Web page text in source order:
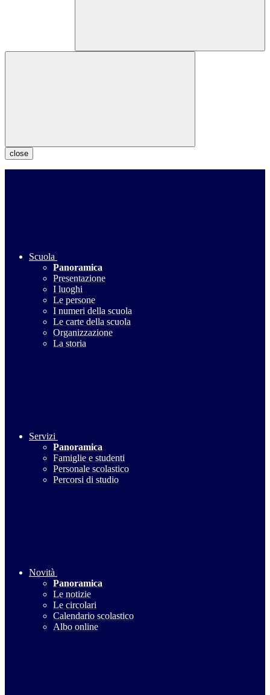
close
Scuola
Panoramica
Presentazione
I luoghi
Le persone
I numeri della scuola
Le carte della scuola
Organizzazione
La storia
Servizi
Panoramica
Famiglie e studenti
Personale scolastico
Percorsi di studio
Novità
Panoramica
Le notizie
Le circolari
Calendario scolastico
Albo online